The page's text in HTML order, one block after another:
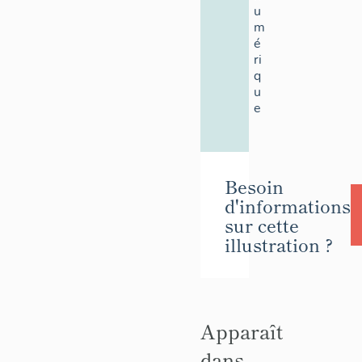
u
m
é
ri
q
u
e
Besoin
d'informations
sur cette
illustration ?
Apparaît